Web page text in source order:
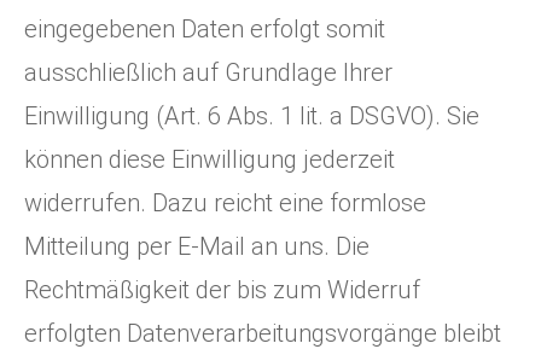
eingegebenen Daten erfolgt somit
ausschließlich auf Grundlage Ihrer
Einwilligung (Art. 6 Abs. 1 lit. a DSGVO). Sie
können diese Einwilligung jederzeit
widerrufen. Dazu reicht eine formlose
Mitteilung per E-Mail an uns. Die
Rechtmäßigkeit der bis zum Widerruf
erfolgten Datenverarbeitungsvorgänge bleibt